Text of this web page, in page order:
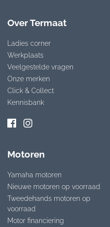
Over Termaat
Ladies corner
Werkplaats
Veelgestelde vragen
Onze merken
Click & Collect
Kennisbank
Motoren
Yamaha motoren
Nieuwe motoren op voorraad
Tweedehands motoren op
voorraad
Motor financiering